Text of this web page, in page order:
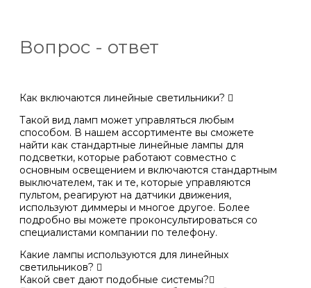
Вопрос - ответ
Как включаются линейные светильники?
Такой вид ламп может управляться любым
способом. В нашем ассортименте вы сможете
найти как стандартные линейные лампы для
подсветки, которые работают совместно с
основным освещением и включаются стандартным
выключателем, так и те, которые управляются
пультом, реагируют на датчики движения,
используют диммеры и многое другое. Более
подробно вы можете проконсультироваться со
специалистами компании по телефону.
Какие лампы используются для линейных
светильников?
Какой свет дают подобные системы?